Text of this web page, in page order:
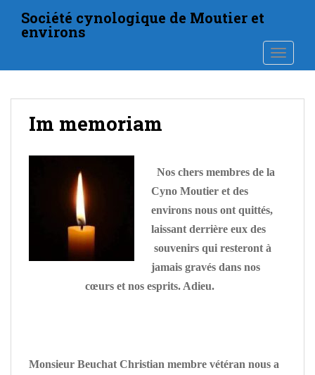
t
Société cynologique de Moutier et
environs
Im memoriam
Nos chers membres de la
Cyno Moutier et des
environs nous ont quittés,
laissant derrière eux des
souvenirs qui resteront à
jamais gravés dans nos
cœurs et nos esprits. Adieu.
Monsieur Beuchat Christian membre vétéran nous a